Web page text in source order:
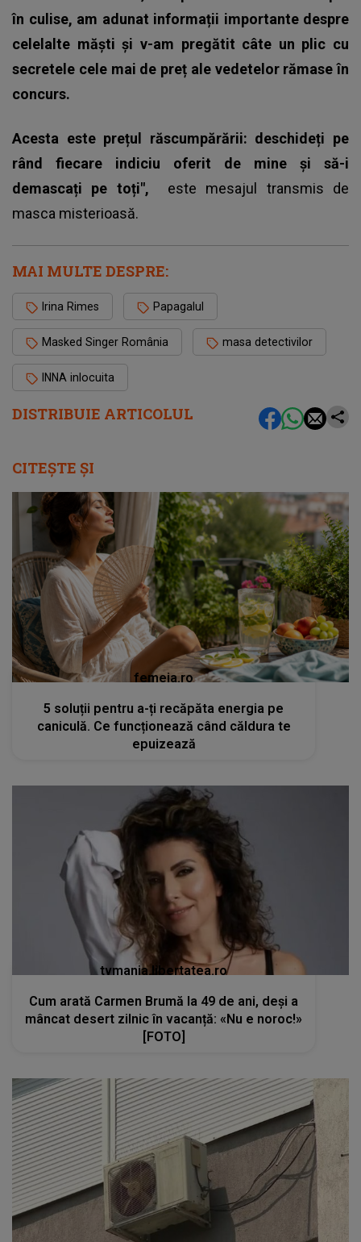
DISTRIBUIE ARTICOLUL
în culise, am adunat informații importante despre
celelalte măști și v-am pregătit câte un plic cu
secretele cele mai de preț ale vedetelor rămase în
concurs.
Acesta este prețul răscumpărării: deschideți pe
rând fiecare indiciu oferit de mine și să-i
demascați pe toți", este mesajul transmis de
masca misterioasă.
MAI MULTE DESPRE:
Irina Rimes Papagalul
Masked Singer România masa detectivilor
INNA inlocuita
CITEȘTE ȘI
femeia.ro
5 soluții pentru a-ți recăpăta energia pe
caniculă. Ce funcționează când căldura te
epuizează
tvmania.libertatea.ro
Cum arată Carmen Brumă la 49 de ani, deși a
mâncat desert zilnic în vacanță: «Nu e noroc!»
[FOTO]